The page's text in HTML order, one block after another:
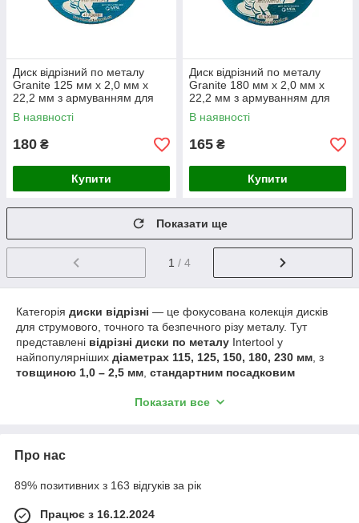
Диск відрізний по металу
Granite 125 мм х 2,0 мм х
22,2 мм з армуванням для
чистого різу
В наявності
180 ₴
Купити
Диск відрізний по металу
Granite 180 мм х 2,0 мм х
22,2 мм з армуванням для
чистого різу
В наявності
165 ₴
Купити
Показати ще
1 / 4
Категорія диски відрізні — це фокусована колекція дисків
для струмового, точного та безпечного різу металу. Тут
представлені відрізні диски по металу Intertool у
найпопулярніших діаметрах 115, 125, 150, 180, 230 мм , з
товщиною 1,0 – 2,5 мм стандартним посадковим
бакелітова зв’язка,
Точність різу
втрату матеріалу, залишають чисту кромку без задирок.
мм) конструкції витримують щільне навантаження та
Показати все
Про нас
89% позитивних з 163 відгуків за рік
Працює з 16.12.2024